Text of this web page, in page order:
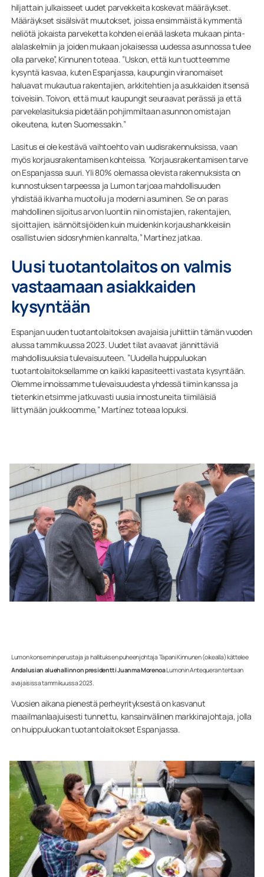
hiljattain julkaisseet uudet parvekkeita koskevat määräykset.
Määräykset sisälsivät muutokset, joissa ensimmäistä kymmentä
neliötä jokaista parveketta kohden ei enää lasketa mukaan pinta-
alalaskelmiin ja joiden mukaan jokaisessa uudessa asunnossa tulee
olla parveke”, Kinnunen toteaa. ”Uskon, että kun tuotteemme
kysyntä kasvaa, kuten Espanjassa, kaupungin viranomaiset
haluavat mukautua rakentajien, arkkitehtien ja asukkaiden itsensä
toiveisiin. Toivon, että muut kaupungit seuraavat perässä ja että
parvekelasituksia pidetään pohjimmiltaan asunnon omistajan
oikeutena, kuten Suomessakin.”
Lasitus ei ole kestävä vaihtoehto vain uudisrakennuksissa, vaan
myös korjausrakentamisen kohteissa. ”Korjausrakentamisen tarve
on Espanjassa suuri. Yli 80% olemassa olevista rakennuksista on
kunnostuksen tarpeessa ja Lumon tarjoaa mahdollisuuden
yhdistää ikivanha muotoilu ja moderni asuminen. Se on paras
mahdollinen sijoitus arvon luontiin niin omistajien, rakentajien,
sijoittajien, isännöitsijöiden kuin muidenkin korjaushankkeisiin
osallistuvien sidosryhmien kannalta,” Martínez jatkaa.
Uusi tuotantolaitos on valmis
vastaamaan asiakkaiden
kysyntään
Espanjan uuden tuotantolaitoksen avajaisia juhlittiin tämän vuoden
alussa tammikuussa 2023. Uudet tilat avaavat jännittäviä
mahdollisuuksia tulevaisuuteen. ”Uudella huippuluokan
tuotantolaitoksellamme on kaikki kapasiteetti vastata kysyntään.
Olemme innoissamme tulevaisuudesta yhdessä tiimin kanssa ja
tietenkin etsimme jatkuvasti uusia innostuneita tiimiläisiä
liittymään joukkoomme,” Martínez toteaa lopuksi.
Lumon konsernin perustaja ja hallituksen puheenjohtaja Tapani Kinnunen (oikealla) kättelee
Andalusian aluehallinnon presidentti Juanma MorenoaLumonin Antequeran tehtaan
avajaisissa tammikuussa 2023.
Vuosien aikana pienestä perheyrityksestä on kasvanut
maailmanlaajuisesti tunnettu, kansainvälinen markkinajohtaja, jolla
on huippuluokan tuotantolaitokset Espanjassa.